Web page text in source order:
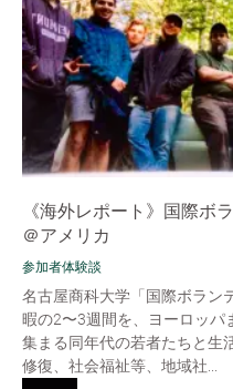
《海外レポート》国際ボ
＠アメリカ
参加者体験談
名古屋商科大学「国際ボラン
暇の2〜3週間を、ヨーロッパ
集まる同年代の若者たちと生
修復、社会福祉等、地域社...